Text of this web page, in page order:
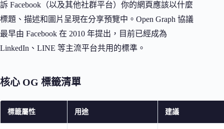
訴 Facebook（以及其他社群平台）你的網頁應該以什麼
標題、描述和圖片呈現在分享預覽中。Open Graph 協議
最早由 Facebook 在 2010 年提出，目前已經成為
LinkedIn、LINE 等主流平台共用的標準。
核心 OG 標籤清單
標籤屬性 用途 建議